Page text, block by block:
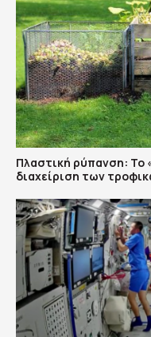
Πλαστική ρύπανση: Το
διαχείριση των